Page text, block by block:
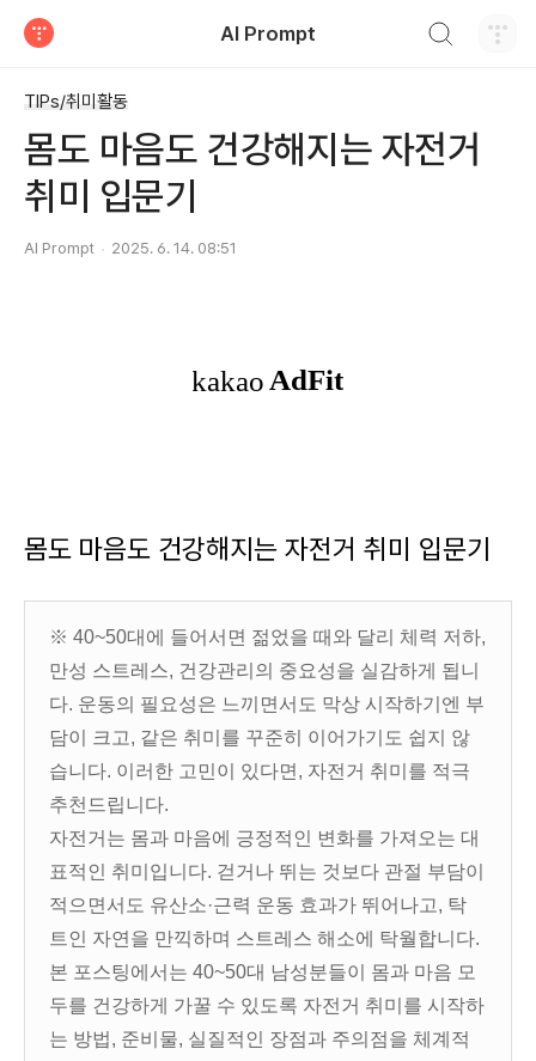
AI Prompt
TIPs/취미활동
몸도 마음도 건강해지는 자전거
취미 입문기
AI Prompt 2025. 6. 14. 08:51
몸도 마음도 건강해지는 자전거 취미 입문기
※ 40~50대에 들어서면 젊었을 때와 달리 체력 저하,
만성 스트레스, 건강관리의 중요성을 실감하게 됩니
다. 운동의 필요성은 느끼면서도 막상 시작하기엔 부
담이 크고, 같은 취미를 꾸준히 이어가기도 쉽지 않
습니다. 이러한 고민이 있다면, 자전거 취미를 적극
추천드립니다.
자전거는 몸과 마음에 긍정적인 변화를 가져오는 대
표적인 취미입니다. 걷거나 뛰는 것보다 관절 부담이
적으면서도 유산소·근력 운동 효과가 뛰어나고, 탁
트인 자연을 만끽하며 스트레스 해소에 탁월합니다.
본 포스팅에서는 40~50대 남성분들이 몸과 마음 모
두를 건강하게 가꿀 수 있도록 자전거 취미를 시작하
는 방법, 준비물, 실질적인 장점과 주의점을 체계적